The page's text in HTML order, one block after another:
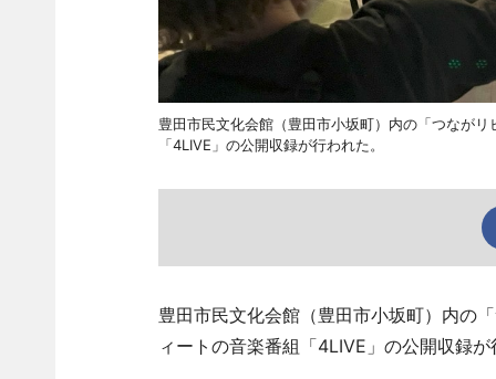
豊田市民文化会館（豊田市小坂町）内の「つなが
「4LIVE」の公開収録が行われた。
豊田市民文化会館（豊田市小坂町）内の
ィートの音楽番組「4LIVE」の公開収録